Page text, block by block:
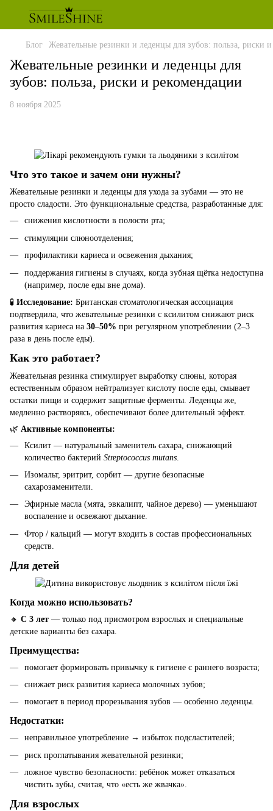
Блог Жевательные резинки и леденцы для зубов: польза, риски
Жевательные резинки и леденцы для
зубов: польза, риски и рекомендации
8 ноября 2025
Что это такое и зачем они нужны?
Жевательные резинки и леденцы для ухода за зубами — это не
просто сладости. Это функциональные средства, разработанные для:
снижения кислотности в полости рта;
стимуляции слюноотделения;
профилактики кариеса и освежения дыхания;
поддержания гигиены в случаях, когда зубная щётка недоступна
(например, после еды вне дома).
🧪 Исследование: Британская стоматологическая ассоциация
подтвердила, что жевательные резинки с ксилитом снижают риск
развития кариеса на 30–50% при регулярном употреблении (2–3
раза в день после еды).
Как это работает?
Жевательная резинка стимулирует выработку слюны, которая
естественным образом нейтрализует кислоту после еды, смывает
остатки пищи и содержит защитные ферменты. Леденцы же,
медленно растворяясь, обеспечивают более длительный эффект.
🌿 Активные компоненты:
Ксилит — натуральный заменитель сахара, снижающий
количество бактерий Streptococcus mutans
Изомальт, эритрит, сорбит — другие безопасные
сахарозаменители.
Эфирные масла (мята, эвкалипт, чайное дерево) — уменьшают
воспаление и освежают дыхание.
Фтор / кальций — могут входить в состав профессиональных
средств.
Для детей
Когда можно использовать?
🔸 С 3 лет — только под присмотром взрослых и специальные
детские варианты без сахара.
Преимущества:
помогает формировать привычку к гигиене с раннего возраста;
снижает риск развития кариеса молочных зубов;
помогает в период прорезывания зубов — особенно леденцы.
Недостатки:
неправильное употребление → избыток подсластителей;
риск проглатывания жевательной резинки;
ложное чувство безопасности: ребёнок может отказаться
чистить зубы, считая, что «есть же жвачка».
Для взрослых